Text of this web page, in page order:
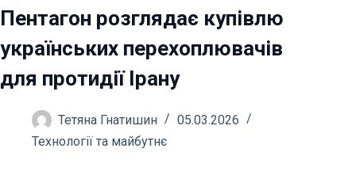
Пентагон розглядає купівлю
українських перехоплювачів
для протидії Ірану
Тетяна Гнатишин
05.03.2026
Технології та майбутнє